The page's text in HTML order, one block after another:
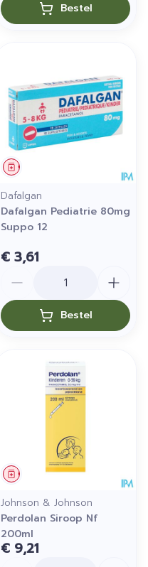
Bestel
Geneesmiddel
Dafalgan
Dafalgan Pediatrie 80mg
Suppo 12
€ 3,61
Bestel
Geneesmiddel
Johnson & Johnson
Perdolan Siroop Nf
200ml
€ 9,21